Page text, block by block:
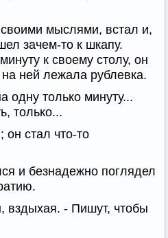
мыслями, встал и,
зачем-то к шкапу.
к своему столу, он
на ней лежала рублевка.
одну только минуту...
только...
стал что-то
и безнадежно поглядел
вздыхая. - Пишут, чтобы